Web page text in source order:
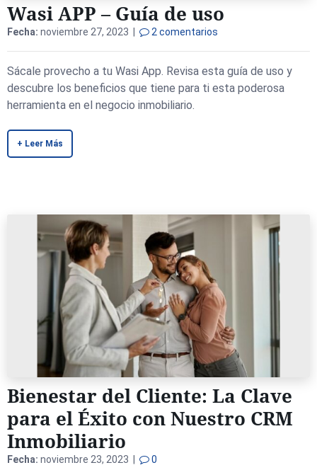
Wasi APP – Guía de uso
Fecha: noviembre 27, 2023 | 2 comentarios
Sácale provecho a tu Wasi App. Revisa esta guía de uso y
descubre los beneficios que tiene para ti esta poderosa
herramienta en el negocio inmobiliario.
+ Leer Más
Bienestar del Cliente: La Clave
para el Éxito con Nuestro CRM
Inmobiliario
Fecha: noviembre 23, 2023 | 0